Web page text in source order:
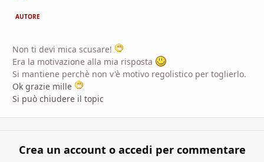
AUTORE
Non ti devi mica scusare!
Era la motivazione alla mia risposta
Si mantiene perchè non v'è motivo regolistico per toglierlo.
Ok grazie mille
Si può chiudere il topic
Crea un account o accedi per commentare